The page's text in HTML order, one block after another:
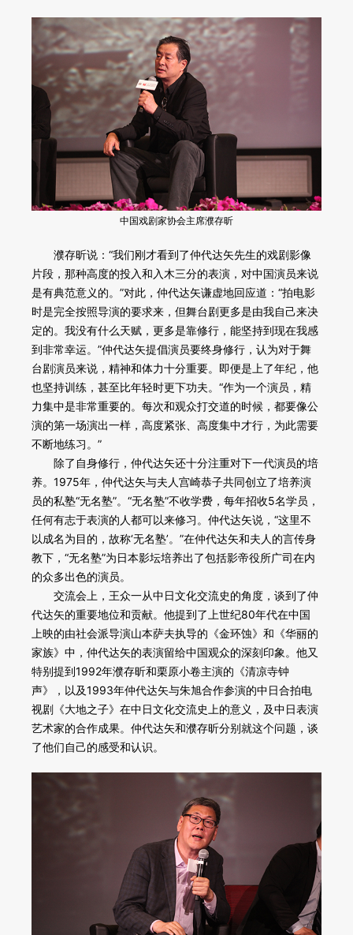
中国戏剧家协会主席濮存昕
濮存昕说：“我们刚才看到了仲代达矢先生的戏剧影像
片段，那种高度的投入和入木三分的表演，对中国演员来说
是有典范意义的。”对此，仲代达矢谦虚地回应道：“拍电影
时是完全按照导演的要求来，但舞台剧更多是由我自己来决
定的。我没有什么天赋，更多是靠修行，能坚持到现在我感
到非常幸运。”仲代达矢提倡演员要终身修行，认为对于舞
台剧演员来说，精神和体力十分重要。即便是上了年纪，他
也坚持训练，甚至比年轻时更下功夫。“作为一个演员，精
力集中是非常重要的。每次和观众打交道的时候，都要像公
演的第一场演出一样，高度紧张、高度集中才行，为此需要
不断地练习。”
除了自身修行，仲代达矢还十分注重对下一代演员的培
养。1975年，仲代达矢与夫人宫崎恭子共同创立了培养演
员的私塾“无名塾”。“无名塾”不收学费，每年招收5名学员，
任何有志于表演的人都可以来修习。仲代达矢说，“这里不
以成名为目的，故称‘无名塾’。”在仲代达矢和夫人的言传身
教下，“无名塾”为日本影坛培养出了包括影帝役所广司在内
的众多出色的演员。
交流会上，王众一从中日文化交流史的角度，谈到了仲
代达矢的重要地位和贡献。他提到了上世纪80年代在中国
上映的由社会派导演山本萨夫执导的《金环蚀》和《华丽的
家族》中，仲代达矢的表演留给中国观众的深刻印象。他又
特别提到1992年濮存昕和栗原小卷主演的《清凉寺钟
声》，以及1993年仲代达矢与朱旭合作参演的中日合拍电
视剧《大地之子》在中日文化交流史上的意义，及中日表演
艺术家的合作成果。仲代达矢和濮存昕分别就这个问题，谈
了他们自己的感受和认识。